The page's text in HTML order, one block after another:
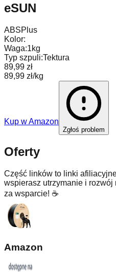
eSUN
ABSPlus
Kolor:
Waga:1kg
Typ szpuli:Tektura
89,99 zł
89,99 zł/kg
Kup wAmazon
Zgłoś problem
Oferty
Część linków to linki
wspierasz utrzymanie i
za wsparcie! ☕
Amazon